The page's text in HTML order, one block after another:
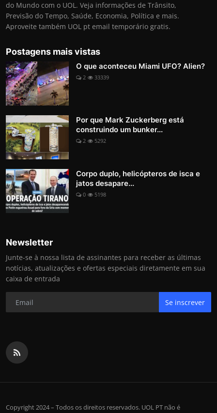
do Mundo com o UOL. Veja informações de Trânsito,
Previsão do Tempo, Saúde, Economia, Política e mais.
Aproveite também UOL pt email temporário gratis.
Postagens mais vistas
O que aconteceu Miami UFO? Alien?
2 33339
Por que Mark Zuckerberg está
construindo um bunker...
2 5292
Corpo duplo, helicópteros de isca e
jatos desapare...
0 5198
Newsletter
Junte-se à nossa lista de assinantes para receber as últimas
notícias, atualizações e ofertas especiais diretamente em sua
caixa de entrada
Se inscrever
Copyright 2024 – Todos os direitos reservados. UOL PT não é